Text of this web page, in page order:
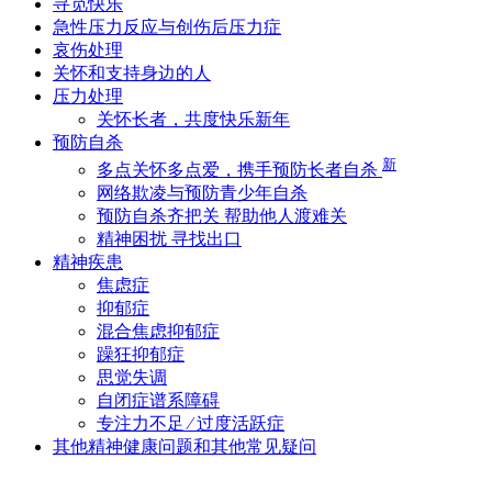
寻觅快乐
急性压力反应与创伤后压力症
哀伤处理
关怀和支持身边的人
压力处理
关怀长者，共度快乐新年
预防自杀
多点关怀多点爱，携手预防长者自杀 新
网络欺凌与预防青少年自杀
预防自杀齐把关 帮助他人渡难关
精神困扰 寻找出口
精神疾患
焦虑症
抑郁症
混合焦虑抑郁症
躁狂抑郁症
思觉失调
自闭症谱系障碍
专注力不足 ∕ 过度活跃症
其他精神健康问题和其他常见疑问